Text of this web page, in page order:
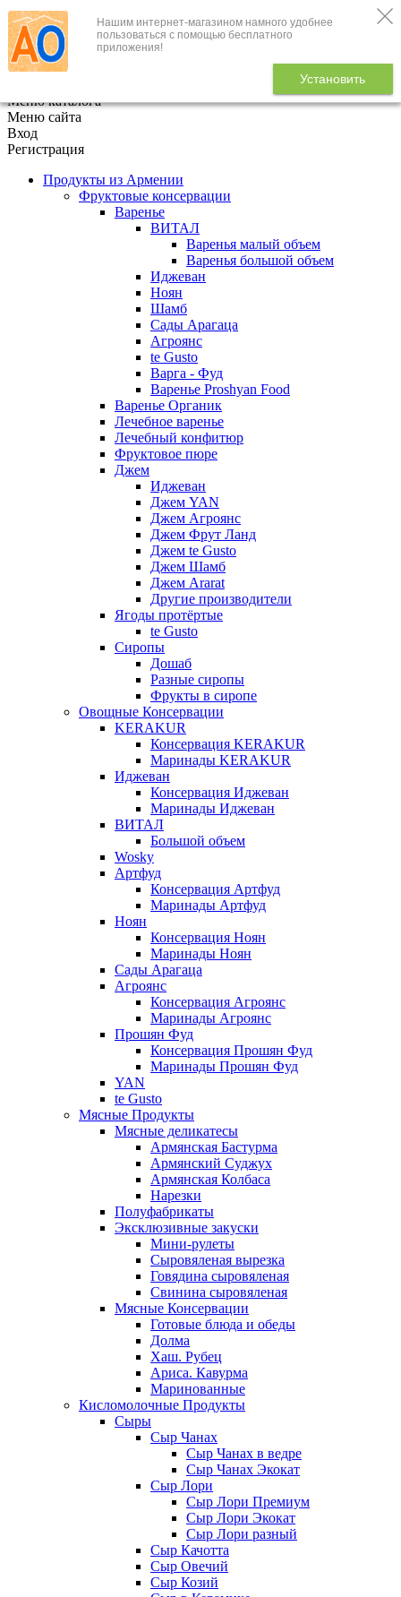
Нашим интернет-магазином намного удобнее
пользоваться с помощью бесплатного
приложения!
Установить
+7 (495) 646-888-1
В корзине
Меню каталога
Меню сайта
Вход
Регистрация
Продукты из Армении
Фруктовые консервации
Варенье
ВИТАЛ
Варенья малый объем
Варенья большой объем
Иджеван
Ноян
Шамб
Сады Арагаца
Агроянс
te Gusto
Варга - Фуд
Варенье Proshyan Food
Варенье Органик
Лечебное варенье
Лечебный конфитюр
Фруктовое пюре
Джем
Иджеван
Джем YAN
Джем Агроянс
Джем Фрут Ланд
Джем te Gusto
Джем Шамб
Джем Ararat
Другие производители
Ягоды протёртые
te Gusto
Сиропы
Дошаб
Разные сиропы
Фрукты в сиропе
Овощные Консервации
KERAKUR
Консервация KERAKUR
Маринады KERAKUR
Иджеван
Консервация Иджеван
Маринады Иджеван
ВИТАЛ
Большой объем
Wosky
Артфуд
Консервация Артфуд
Маринады Артфуд
Ноян
Консервация Ноян
Маринады Ноян
Сады Арагаца
Агроянс
Консервация Агроянс
Маринады Агроянс
Прошян Фуд
Консервация Прошян Фуд
Маринады Прошян Фуд
YAN
te Gusto
Мясные Продукты
Мясные деликатесы
Армянская Бастурма
Армянский Суджух
Армянская Колбаса
Нарезки
Полуфабрикаты
Эксклюзивные закуски
Мини-рулеты
Сыровяленая вырезка
Говядина сыровяленая
Свинина сыровяленая
Мясные Консервации
Готовые блюда и обеды
Долма
Хаш. Рубец
Ариса. Кавурма
Маринованные
Кисломолочные Продукты
Сыры
Сыр Чанах
Сыр Чанах в ведре
Сыр Чанах Экокат
Сыр Лори
Сыр Лори Премиум
Сыр Лори Экокат
Сыр Лори разный
Сыр Качотта
Сыр Овечий
Сыр Козий